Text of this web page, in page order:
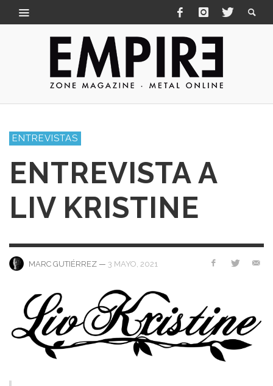
ENTREVISTAS
ENTREVISTA A
LIV KRISTINE
MARC GUTIÉRREZ — 3 MAYO, 2021